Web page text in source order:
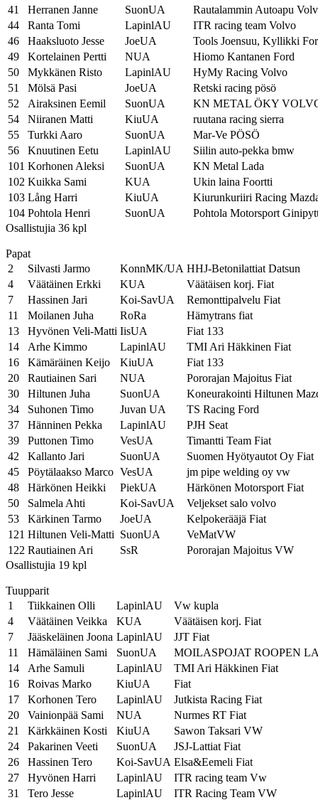
41 Herranen Janne SuonUA
Rautalammin Autoapu
44
Ranta Tomi LapinlAU
ITR racing team Volvo
46
Haaksluoto Jesse JoeUA
Tools Joensuu, Kyllikki
49
Kortelainen Pertti NUA
Hiomo Kantanen Ford
50
Mykkänen Risto LapinlAU
HyMy Racing Volvo
51
Mölsä Pasi JoeUA
Retski racing pösö
52
Airaksinen Eemil SuonUA
KN METAL ÖKY
54
Niiranen Matti KiuUA
ruutana racing sierra
55
Turkki Aaro SuonUA
Mar-Ve PÖSÖ
56
Knuutinen Eetu LapinlAU
Siilin auto-pekka bmw
101 Korhonen Aleksi SuonUA
KN Metal Lada
102 Kuikka Sami KUA
Ukin laina Foortti
103 Lång Harri KiuUA
Kiurunkuriiri Racing
104 Pohtola Henri SuonUA
Pohtola Motorsport
Osallistujia 36 kpl
Papat
2
Silvasti Jarmo KonnMK/UA HHJ-Betonilattiat Datsun
4
Väätäinen Erkki KUA
Väätäisen korj. Fiat
7
Hassinen Jari Koi-SavUA
Remonttipalvelu Fiat
11
Moilanen Juha RoRa
Hämytrans fiat
13
Hyvönen Veli-Matti IisUA
Fiat 133
14
Arhe Kimmo LapinlAU
TMI Ari Häkkinen Fiat
16
Kämäräinen Keijo KiuUA
Fiat 133
20
Rautiainen Sari NUA
Pororajan Majoitus Fiat
30
Hiltunen Juha SuonUA
Koneurakointi Hiltunen
34
Suhonen Timo Juvan UA
TS Racing Ford
37
Hänninen Pekka LapinlAU
PJH Seat
39
Puttonen Timo VesUA
Timantti Team Fiat
42
Kallanto Jari SuonUA
Suomen Hyötyautot Oy Fiat
45
Pöytälaakso Marco VesUA
jm pipe welding oy vw
48
Härkönen Heikki PiekUA
Härkönen Motorsport Fiat
50
Salmela Ahti Koi-SavUA
Veljekset salo volvo
53
Kärkinen Tarmo JoeUA
Kelpokerääjä Fiat
121 Hiltunen Veli-Matti SuonUA
VeMatVW
122 Rautiainen Ari SsR
Pororajan Majoitus VW
Osallistujia 19 kpl
Tuupparit
1
Tiikkainen Olli LapinlAU
Vw kupla
4
Väätäinen Veikka KUA
Väätäisen korj. Fiat
7
Jääskeläinen Joona LapinlAU
JJT Fiat
11
Hämäläinen Sami SuonUA
MOILASPOJAT ROOPEN
14
Arhe Samuli LapinlAU
TMI Ari Häkkinen Fiat
16
Roivas Marko KiuUA
Fiat
17
Korhonen Tero LapinlAU
Jutkista Racing Fiat
20
Vainionpää Sami NUA
Nurmes RT Fiat
21
Kärkkäinen Kosti KiuUA
Sawon Taksari VW
24
Pakarinen Veeti SuonUA
JSJ-Lattiat Fiat
26
Hassinen Tero Koi-SavUA Elsa&Eemeli Fiat
27
Hyvönen Harri LapinlAU
ITR racing team Vw
31
Tero Jesse LapinlAU
ITR Racing Team VW